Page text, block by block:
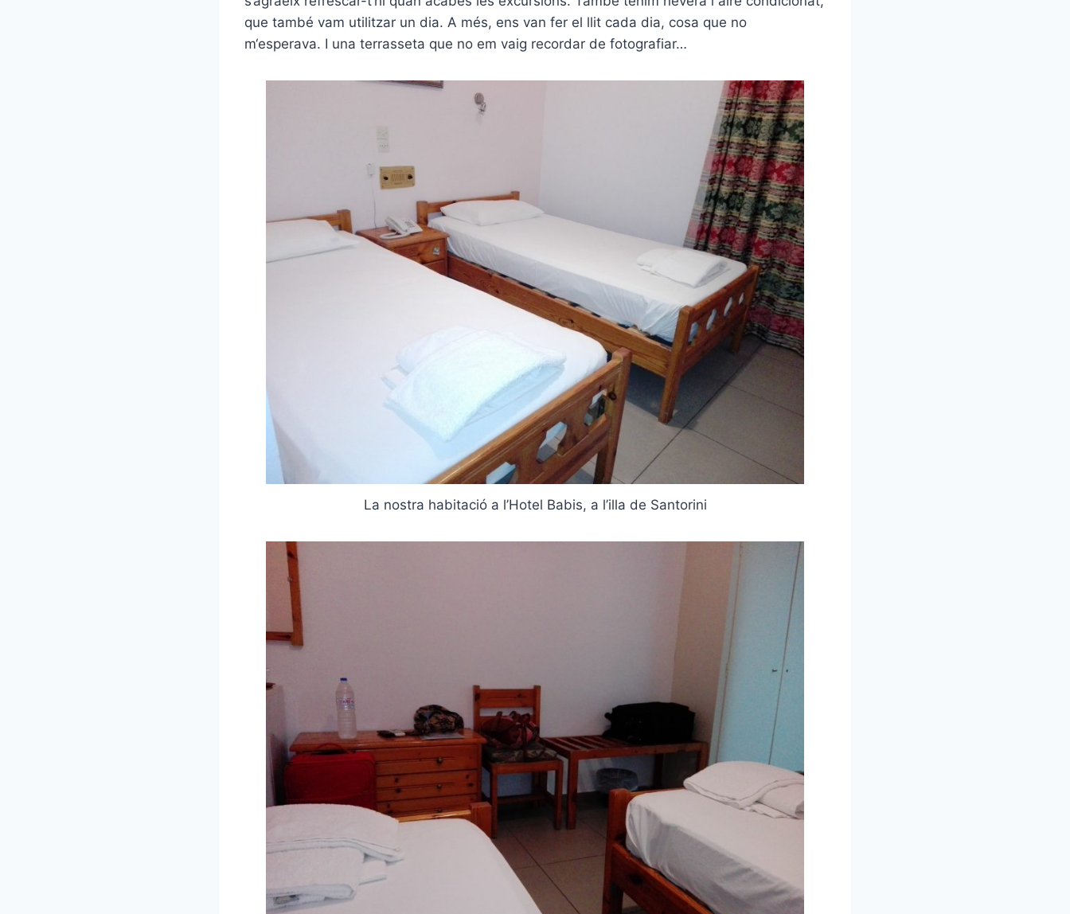
que també vam utilitzar un dia. A més, ens van fer el llit cada dia, cosa que no
m‘esperava. I una terrasseta que no em vaig recordar de fotografiar…
La nostra habitació a l’Hotel Babis, a l’illa de Santorini